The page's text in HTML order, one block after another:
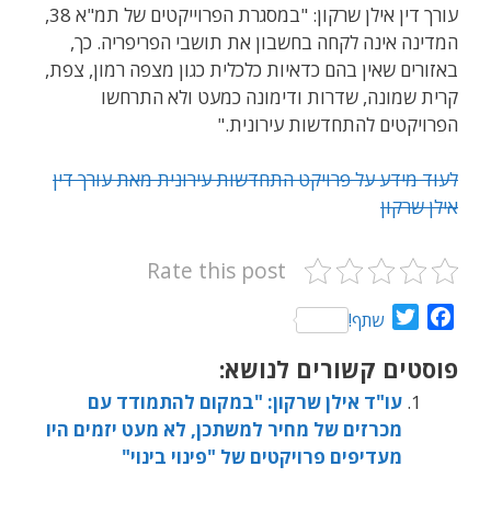
עורך דין אילן שרקון: "במסגרת הפרוייקטים של תמ"א 38,
המדינה אינה לקחה בחשבון את תושבי הפריפריה. כך,
באזורים שאין בהם כדאיות כלכלית כגון מצפה רמון, צפת,
קרית שמונה, שדרות ודימונה כמעט ולא התרחשו
הפרויקטים להתחדשות עירונית."
לעוד מידע על פרויקט התחדשות עירונית מאת עורך דין
אילן שרקון
Rate this post
c
e
T
i
t
t
e
שתף!
פוסטים קשורים לנושא:
עו"ד אילן שרקון: "במקום להתמודד עם
מכרזים של מחיר למשתכן, לא מעט יזמים היו
מעדיפים פרויקטים של "פינוי בינוי"